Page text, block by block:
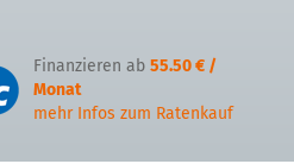
Finanzieren ab 55.50 € /
Monat
mehr Infos zum Ratenkauf